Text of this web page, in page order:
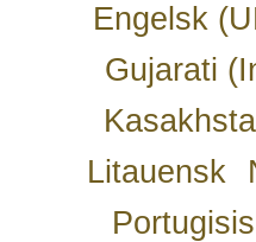
Engelsk
Gujarati
Litauensk